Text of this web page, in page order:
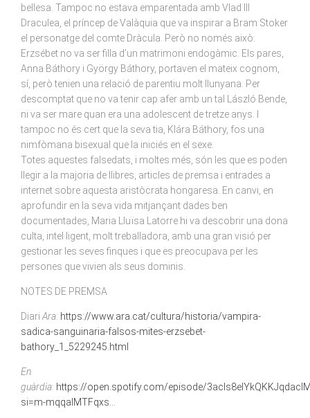
bellesa. Tampoc no estava emparentada amb Vlad III
Draculea, el príncep de Valàquia que va inspirar a Bram Stoker
el personatge del comte Dràcula. Però no només això:
Erzsébet no va ser filla d’un matrimoni endogàmic. Els pares,
Anna Báthory i György Báthory, portaven el mateix cognom,
sí, però tenien una relació de parentiu molt llunyana. Per
descomptat que no va tenir cap afer amb un tal László Bende,
ni va ser mare quan era una adolescent de tretze anys. I
tampoc no és cert que la seva tia, Klára Báthory, fos una
nimfòmana bisexual que la iniciés en el sexe.
Totes aquestes falsedats, i moltes més, són les que es poden
llegir a la majoria de llibres, articles de premsa i entrades a
internet sobre aquesta aristòcrata hongaresa. En canvi, en
aprofundir en la seva vida mitjançant dades ben
documentades, Maria Lluïsa Latorre hi va descobrir una dona
culta, intel·ligent, molt treballadora, amb una gran visió per
gestionar les seves finques i que es preocupava per les
persones que vivien als seus dominis.
NOTES DE PREMSA
Diari Ara: https://www.ara.cat/cultura/historia/vampira-
sadica-sanguinaria-falsos-mites-erzsebet-
bathory_1_5229245.html
En
guàrdia: https://open.spotify.com/episode/
si=m-mqqalMTFqxs...